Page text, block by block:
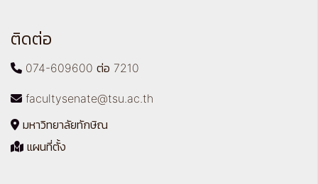
ติดต่อ
074-609600 ต่อ 7210
facultysenate@tsu.ac.th
มหาวิทยาลัยทักษิณ
แผนที่ตั้ง